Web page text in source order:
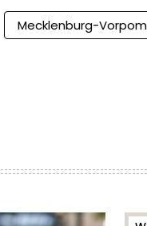
Mecklenburg-